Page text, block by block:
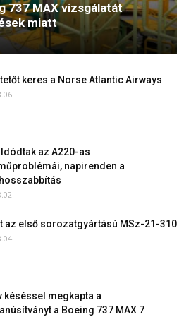
737 MAX vizsgálatát
miatt
keres a Norse Atlantic Airways
az A220-as
napirenden a
az első sorozatgyártású MSz-21-310
késéssel megkapta a
a Boeing 737 MAX 7